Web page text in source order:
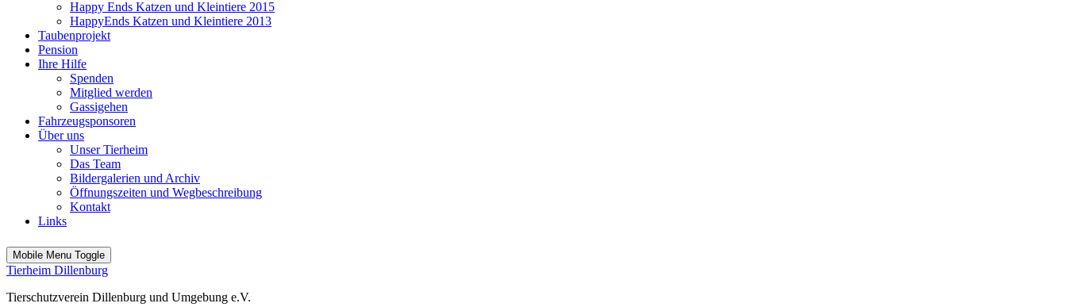
Happy Ends Katzen und Kleintiere 2015
HappyEnds Katzen und Kleintiere 2013
Taubenprojekt
Pension
Ihre Hilfe
Spenden
Mitglied werden
Gassigehen
Fahrzeugsponsoren
Über uns
Unser Tierheim
Das Team
Bildergalerien und Archiv
Öffnungszeiten und Wegbeschreibung
Kontakt
Links
Mobile Menu Toggle
Tierheim Dillenburg
Tierschutzverein Dillenburg und Umgebung e.V.